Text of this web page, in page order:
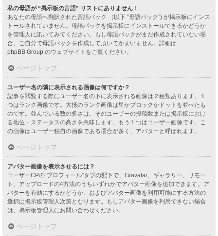
私の母語が “掲示板の言語” リストにありません！
あなたの母語へ翻訳された言語パック （以下 “母語パック”) が掲示板にインス
トールされていません。母語パックを掲示板にインストールできるかどうか
を管理人に訊いてみてください。もし母語パックがまだ作成されていない場
合、ご自分で母語パックを作成して頂いてかまいません。詳細は
phpBB Group のウェブサイトをご覧ください。
ページトップ
ユーザー名の隣に表示される画像は何ですか？
記事を閲覧する際にユーザー名の下に表示される画像は２種類あります。１
つはランク画像です。大抵のランク画像は星かブロックかドットを並べたも
のです。並んでいる数の多さは、そのユーザーの投稿数または掲示板におけ
る地位・ステータスの高さを意味します。もう１つはユーザー画像です。こ
の画像はユーザー独自の画像である場合が多く、アバターと呼ばれます。
ページトップ
アバター画像を表示させるには？
ユーザーCPの“プロフィール”タブの配下で、Gravatar、ギャラリー、リモー
ト、アップロードの4方法のうちいずれかでアバター画像を追加できます。ア
バターを有効にするかどうか、およびアバター画像を利用可能にする方法の
選択は掲示板管理人次第となります。もしアバター画像を利用できない場合
は、掲示板管理人にお問い合わせください。
ページトップ